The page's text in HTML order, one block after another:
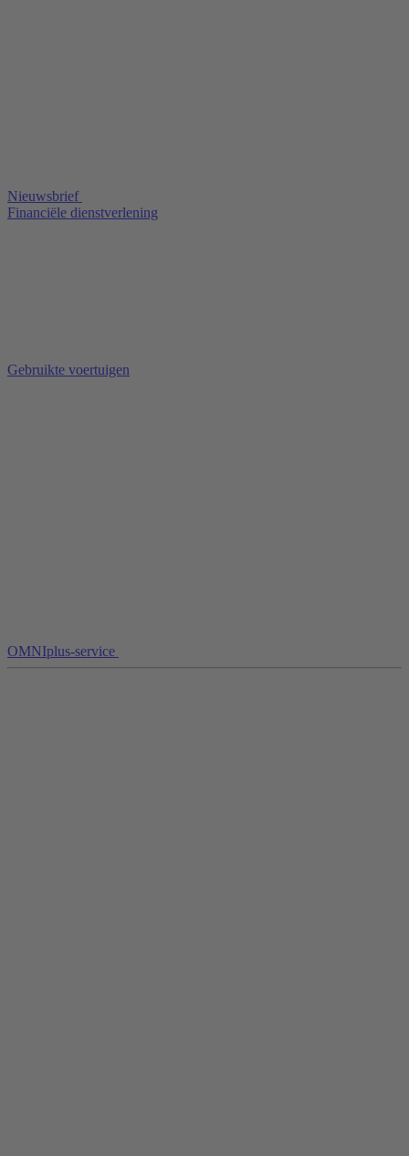
Nieuwsbrief
Financiële dienstverlening
Gebruikte voertuigen
OMNIplus-service